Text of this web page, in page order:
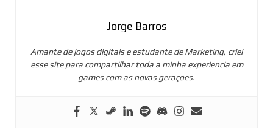
Jorge Barros
Amante de jogos digitais e estudante de Marketing, criei
esse site para compartilhar toda a minha experiencia em
games com as novas gerações.